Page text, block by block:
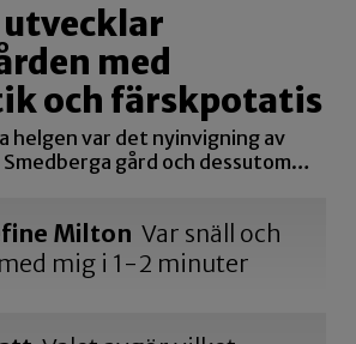
med
och färskpotatis
helgen var det nyinvigning av
gård och dessutom…
Milton Var snäll och
mig i 1-2 minuter